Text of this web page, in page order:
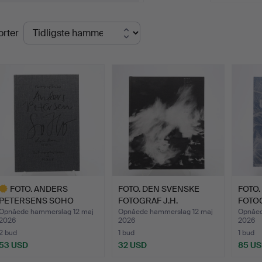
FOTO. ANDERS
SOHO
MMXII I…
hammerslag 12 maj
bud
USD
FOTO. DEN SVENSKE
FOTOGRAF J.H.
ENGSTRÖMS …
Opnåede hammerslag 12 maj
2026
1 bud
32 USD
BE…
2026
1 bud
85